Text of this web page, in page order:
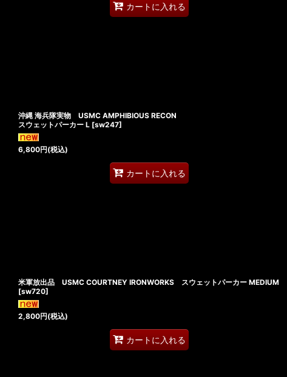
カートに入れる
沖縄 海兵隊実物 USMC AMPHIBIOUS RECON
スウェットパーカー L [sw247]
6,800円(税込)
カートに入れる
米軍放出品 USMC COURTNEY IRONWORKS スウェットパーカー MEDIUM
[sw720]
2,800円(税込)
カートに入れる